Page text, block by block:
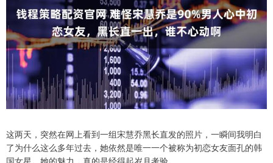
这两天，突然在网上看到一组宋慧乔黑长直发的照片，一瞬间我明白
了为什么这么多年过去，她依然是唯一一个被称为初恋女友面孔的韩
国女星。她的魅力，真的是经得起岁月考验。